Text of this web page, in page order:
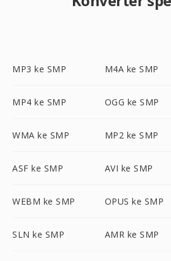
MP3 ke SMP M4A ke SMP
MP4 ke SMP OGG ke SMP
WMA ke SMP MP2 ke SMP
ASF ke SMP AVI ke SMP
WEBM ke SMP OPUS ke SMP
SLN ke SMP AMR ke SMP